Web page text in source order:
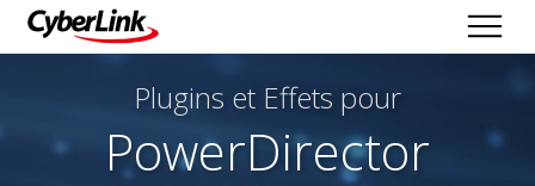
Plugins et Effets pour
PowerDirector